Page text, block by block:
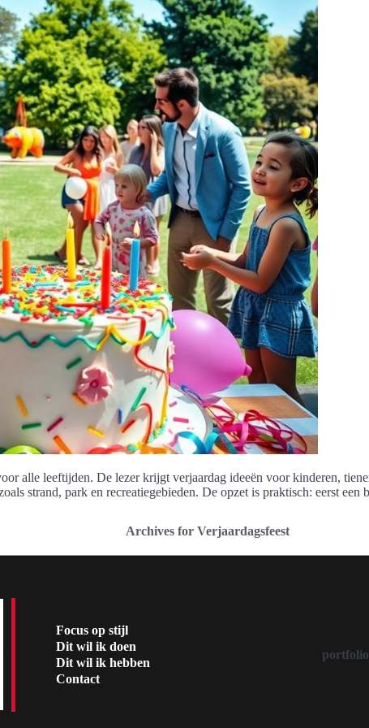
alle leeftijden. De lezer krijgt verjaardag ideeën voor kinderen,
strand, park en recreatiegebieden. De opzet is praktisch: eerst
Archives for Verjaardagsfeest
Focus op stijl
Dit wil ik doen
Dit wil ik hebben
Contact
portfolio